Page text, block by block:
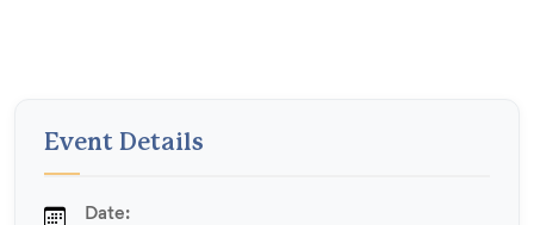
Event Details
Date: